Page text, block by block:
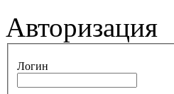
Авторизация
Логин